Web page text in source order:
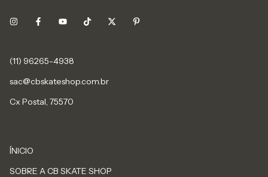
sac@cbskateshop.com.br
Cx Postal, 75570
ÍNICIO
SOBRE A CB SKATE SHOP